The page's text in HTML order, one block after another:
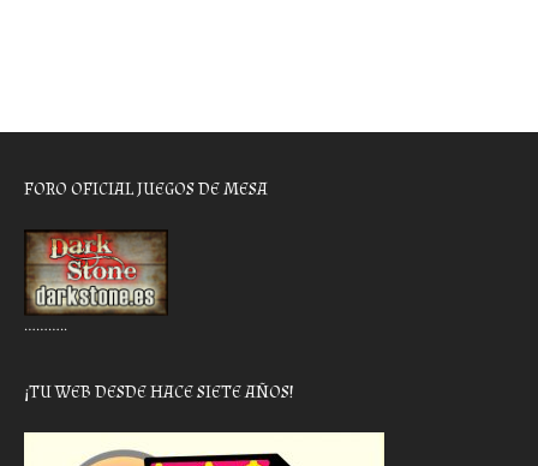
FORO OFICIAL JUEGOS DE MESA
………..
¡TU WEB DESDE HACE SIETE AÑOS!